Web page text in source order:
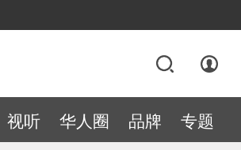
视听 华人圈 品牌 专题